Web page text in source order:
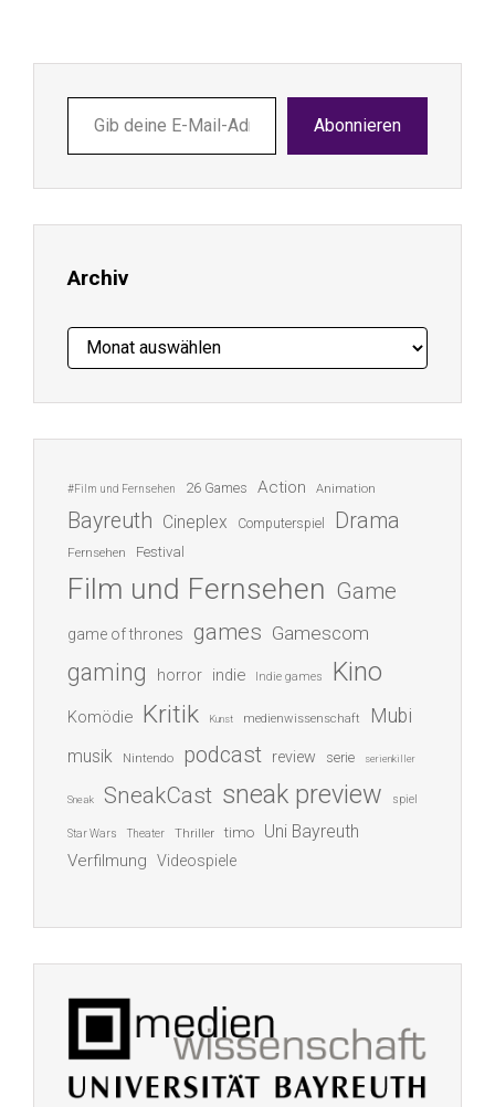
deine
E-
ein ...
Abonnieren
Archiv
Archiv
#Film und Fernsehen 26 Games Action Animation
Bayreuth Cineplex Computerspiel Drama
Fernsehen Festival
Film und Fernsehen Game
game of thrones games Gamescom
gaming horror indie Indie games Kino
Komödie Kritik Kunst medienwissenschaft Mubi
musik Nintendo podcast review serie serienkiller
Sneak SneakCast sneak preview spiel
Star Wars Theater Thriller timo Uni Bayreuth
Verfilmung Videospiele